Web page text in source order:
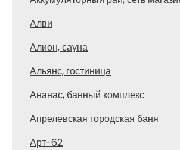
Алви
Алион, сауна
Альянс, гостиница
Ананас, банный комплекс
Апрелевская городская баня
Арт-62